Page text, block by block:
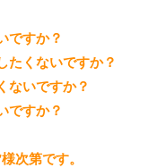
ですか？
たくないですか？
ないですか？
ですか？
次第です。